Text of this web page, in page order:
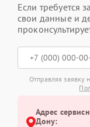
Если требуется
свои данные и
Отправляя заявку
Адрес
Дону: